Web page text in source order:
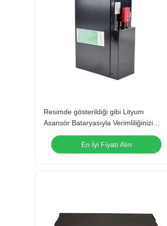
Resimde gösterildiği gibi Lityum
Asansör Bataryasıyla Verimliliğinizi
Maksimize Edin
En İyi Fiyatı Alın